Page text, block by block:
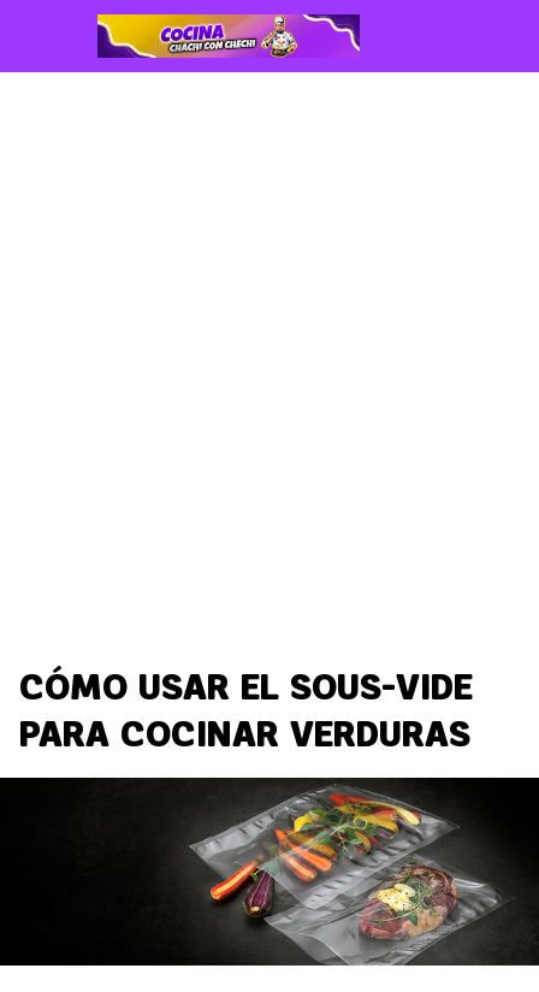
CÓMO USAR EL SOUS-VIDE
PARA COCINAR VERDURAS